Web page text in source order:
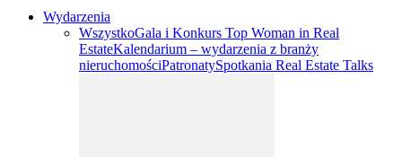
Wydarzenia
WszystkoGala i Konkurs Top Woman in Real
EstateKalendarium – wydarzenia z branży
nieruchomościPatronatySpotkania Real Estate Talks